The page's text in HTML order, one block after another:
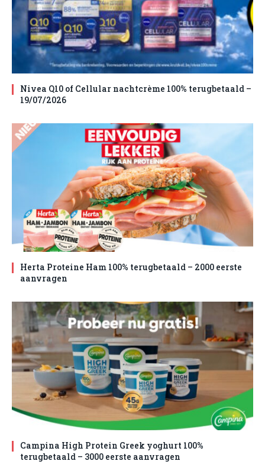
Nivea Q10 of Cellular nachtcrème 100% terugbetaald –
19/07/2026
Herta Proteine Ham 100% terugbetaald – 2000 eerste
aanvragen
Campina High Protein Greek yoghurt 100%
terugbetaald – 3000 eerste aanvragen